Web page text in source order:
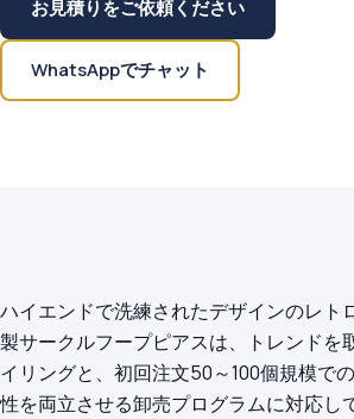
お見積りをご依頼ください
WhatsAppでチャット
ハイエンドで洗練されたデザインのレト
製サークルフープピアスは、トレンドを
イリングと、初回注文50～100個規模で
性を両立させる卸売プログラムに対応し